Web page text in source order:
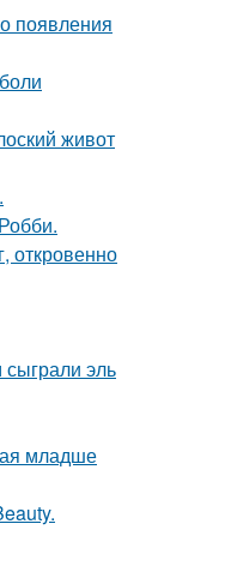
появления
живот
откровенно
эль
младше